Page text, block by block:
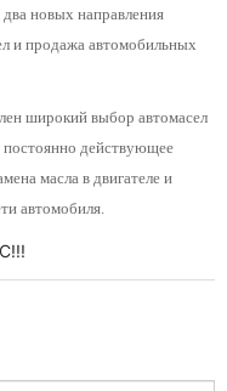
новых направления
и продажа автомобильных
широкий выбор автомасел
действующее
масла в двигателе и
автомобиля.